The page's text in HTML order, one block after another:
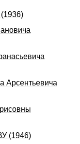
Аpсентьевича
(1946)